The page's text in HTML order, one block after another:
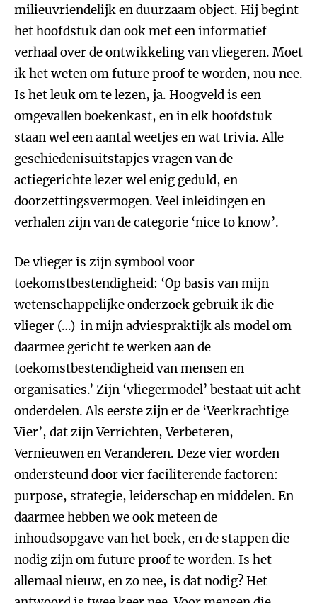
milieuvriendelijk en duurzaam object. Hij begint
het hoofdstuk dan ook met een informatief
verhaal over de ontwikkeling van vliegeren. Moet
ik het weten om future proof te worden, nou nee.
Is het leuk om te lezen, ja. Hoogveld is een
omgevallen boekenkast, en in elk hoofdstuk
staan wel een aantal weetjes en wat trivia. Alle
geschiedenisuitstapjes vragen van de
actiegerichte lezer wel enig geduld, en
doorzettingsvermogen. Veel inleidingen en
verhalen zijn van de categorie ‘nice to know’.
De vlieger is zijn symbool voor
toekomstbestendigheid: ‘Op basis van mijn
wetenschappelijke onderzoek gebruik ik die
vlieger (…) in mijn adviespraktijk als model om
daarmee gericht te werken aan de
toekomstbestendigheid van mensen en
organisaties.’ Zijn ‘vliegermodel’ bestaat uit acht
onderdelen. Als eerste zijn er de ‘Veerkrachtige
Vier’, dat zijn Verrichten, Verbeteren,
Vernieuwen en Veranderen. Deze vier worden
ondersteund door vier faciliterende factoren:
purpose, strategie, leiderschap en middelen. En
daarmee hebben we ook meteen de
inhoudsopgave van het boek, en de stappen die
nodig zijn om future proof te worden. Is het
allemaal nieuw, en zo nee, is dat nodig? Het